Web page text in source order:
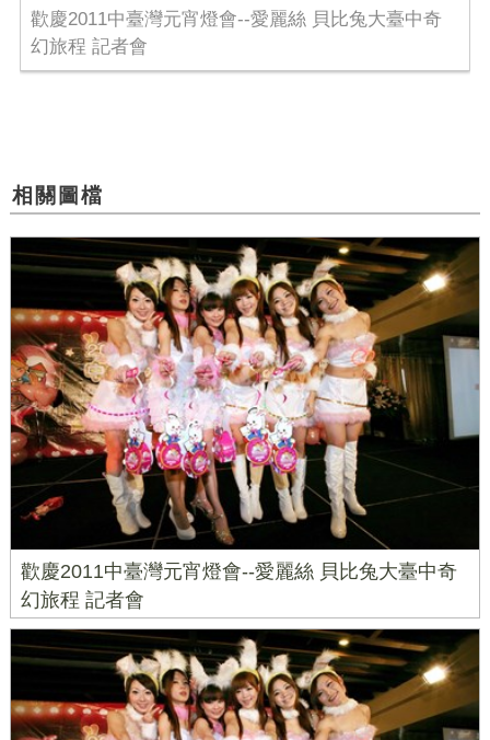
歡慶2011中臺灣元宵燈會--愛麗絲 貝比兔大臺中奇
幻旅程 記者會
相關圖檔
歡慶2011中臺灣元宵燈會--愛麗絲 貝比兔大臺中奇
幻旅程 記者會